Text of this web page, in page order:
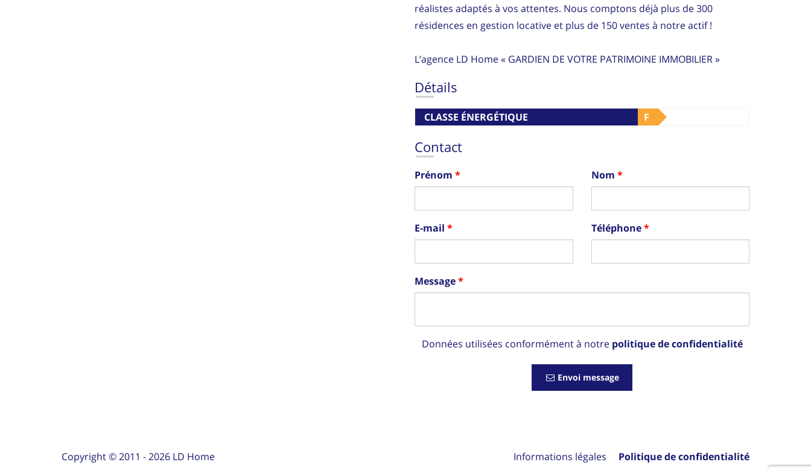
réalistes adaptés à vos attentes. Nous comptons déjà plus de 300
résidences en gestion locative et plus de 150 ventes à notre actif !
L’agence LD Home « GARDIEN DE VOTRE PATRIMOINE IMMOBILIER »
Détails
CLASSE ÉNERGÉTIQUE F
Contact
Prénom Nom
E-mail Téléphone
Message
Données utilisées conformément à notre politique de confidentialité
Envoi message
Copyright © 2011 -2026 LD Home Informations légales
Politique de confidentialité